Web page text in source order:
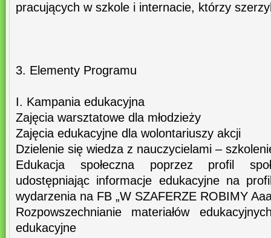
pracujących w szkole i internacie, którzy
3. Elementy Programu
I. Kampania edukacyjna
Zajęcia warsztatowe dla młodzieży
Zajęcia edukacyjne dla wolontariuszy akcji
Dzielenie się wiedza z nauczycielami –
Edukacja społeczna poprzez profil
udostępniając informacje edukacyjne na
wydarzenia na FB „W SZAFERZE ROBIMY
Rozpowszechnianie materiałów
edukacyjne